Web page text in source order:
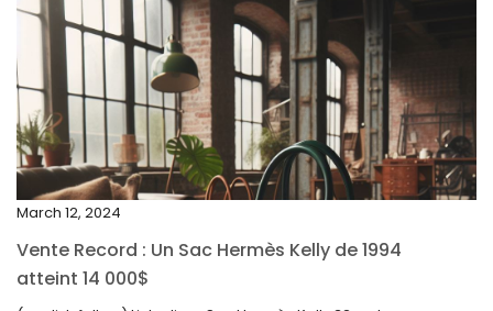
March 2024
February 2024
January 2024
December 2023
November 2023
September 2023
March 12, 2024
Vente Record : Un Sac Hermès Kelly de 1994
atteint 14 000$